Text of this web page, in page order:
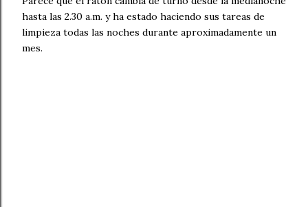
hasta las 2.30 a.m. y ha estado haciendo sus tareas de
limpieza todas las noches durante aproximadamente un
mes.